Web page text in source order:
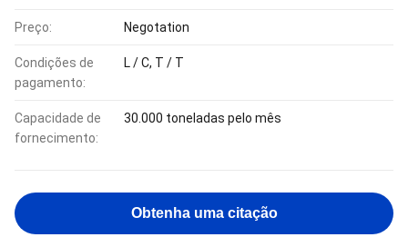
Preço: Negotation
Condições de
pagamento:
L / C, T / T
Capacidade de
fornecimento:
30.000 toneladas pelo mês
Obtenha uma citação